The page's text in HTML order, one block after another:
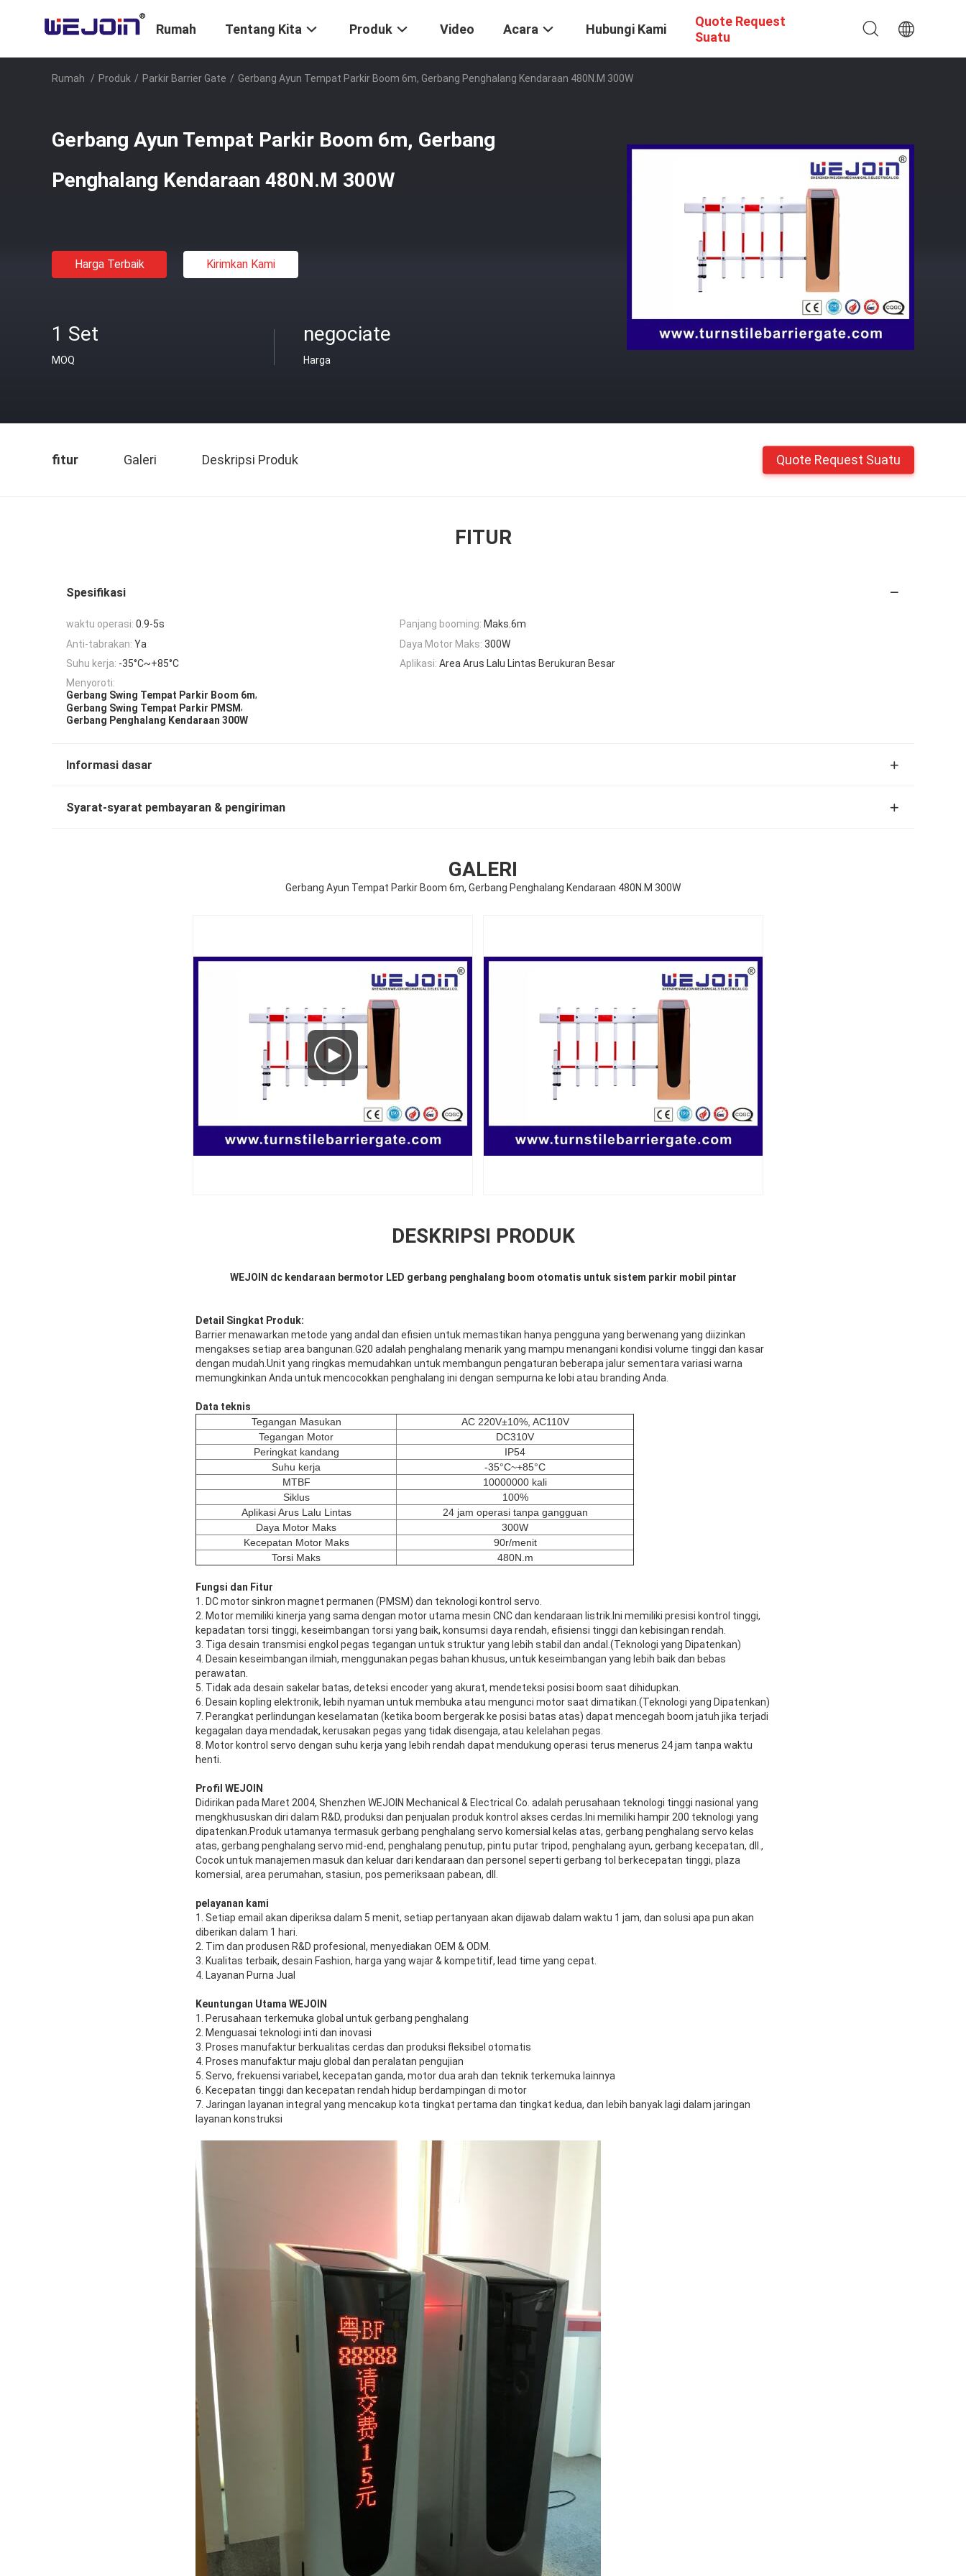
Rumah Tentang Kita Produk Video Acara Hubungi Kami
Quote Request
Suatu
Rumah / Produk / Parkir Barrier Gate / Gerbang Ayun Tempat Parkir Boom 6m, Gerbang Penghalang Kendaraan 480N.M 300W
Gerbang Ayun Tempat Parkir Boom 6m, Gerbang
Penghalang Kendaraan 480N.M 300W
Harga Terbaik Kirimkan Kami
1 Set
MOQ
negociate
Harga
fitur Galeri Deskripsi Produk Quote Request Suatu
FITUR
Spesifikasi
waktu operasi: 0.9-5s Panjang booming: Maks.6m
Anti-tabrakan: Ya Daya Motor Maks: 300W
Suhu kerja: -35°C~+85°C Aplikasi: Area Arus Lalu Lintas Berukuran Besar
Menyoroti:
Gerbang Swing Tempat Parkir Boom 6m,
Gerbang Swing Tempat Parkir PMSM,
Gerbang Penghalang Kendaraan 300W
Informasi dasar
Syarat-syarat pembayaran & pengiriman
GALERI
Gerbang Ayun Tempat Parkir Boom 6m, Gerbang Penghalang Kendaraan 480N.M 300W
DESKRIPSI PRODUK
WEJOIN dc kendaraan bermotor LED gerbang penghalang boom otomatis untuk sistem parkir mobil pintar
Detail Singkat Produk:
Barrier menawarkan metode yang andal dan efisien untuk memastikan hanya pengguna yang berwenang yang diizinkan
mengakses setiap area bangunan.G20 adalah penghalang menarik yang mampu menangani kondisi volume tinggi dan kasar
dengan mudah.Unit yang ringkas memudahkan untuk membangun pengaturan beberapa jalur sementara variasi warna
memungkinkan Anda untuk mencocokkan penghalang ini dengan sempurna ke lobi atau branding Anda.
Data teknis
Tegangan Masukan
AC 220V±10%, AC110V
Tegangan Motor
DC310V
Peringkat kandang
IP54
Suhu kerja
-35°C~+85°C
MTBF
10000000 kali
Siklus
100%
Aplikasi Arus Lalu Lintas
24 jam operasi tanpa gangguan
Daya Motor Maks
300W
Kecepatan Motor Maks
90r/menit
Torsi Maks
480N.m
Fungsi dan Fitur
1. DC motor sinkron magnet permanen (PMSM) dan teknologi kontrol servo.
2. Motor memiliki kinerja yang sama dengan motor utama mesin CNC dan kendaraan listrik.Ini memiliki presisi kontrol tinggi,
kepadatan torsi tinggi, keseimbangan torsi yang baik, konsumsi daya rendah, efisiensi tinggi dan kebisingan rendah.
3. Tiga desain transmisi engkol pegas tegangan untuk struktur yang lebih stabil dan andal.(Teknologi yang Dipatenkan)
4. Desain keseimbangan ilmiah, menggunakan pegas bahan khusus, untuk keseimbangan yang lebih baik dan bebas
perawatan.
5. Tidak ada desain sakelar batas, deteksi encoder yang akurat, mendeteksi posisi boom saat dihidupkan.
6. Desain kopling elektronik, lebih nyaman untuk membuka atau mengunci motor saat dimatikan.(Teknologi yang Dipatenkan)
7. Perangkat perlindungan keselamatan (ketika boom bergerak ke posisi batas atas) dapat mencegah boom jatuh jika terjadi
kegagalan daya mendadak, kerusakan pegas yang tidak disengaja, atau kelelahan pegas.
8. Motor kontrol servo dengan suhu kerja yang lebih rendah dapat mendukung operasi terus menerus 24 jam tanpa waktu
henti.
Profil WEJOIN
Didirikan pada Maret 2004, Shenzhen WEJOIN Mechanical & Electrical Co. adalah perusahaan teknologi tinggi nasional yang
mengkhususkan diri dalam R&D, produksi dan penjualan produk kontrol akses cerdas.Ini memiliki hampir 200 teknologi yang
dipatenkan.Produk utamanya termasuk gerbang penghalang servo komersial kelas atas, gerbang penghalang servo kelas
atas, gerbang penghalang servo mid-end, penghalang penutup, pintu putar tripod, penghalang ayun, gerbang kecepatan, dll.,
Cocok untuk manajemen masuk dan keluar dari kendaraan dan personel seperti gerbang tol berkecepatan tinggi, plaza
komersial, area perumahan, stasiun, pos pemeriksaan pabean, dll.
pelayanan kami
1. Setiap email akan diperiksa dalam 5 menit, setiap pertanyaan akan dijawab dalam waktu 1 jam, dan solusi apa pun akan
diberikan dalam 1 hari.
2. Tim dan produsen R&D profesional, menyediakan OEM & ODM.
3. Kualitas terbaik, desain Fashion, harga yang wajar & kompetitif, lead time yang cepat.
4. Layanan Purna Jual
Keuntungan Utama WEJOIN
1. Perusahaan terkemuka global untuk gerbang penghalang
2. Menguasai teknologi inti dan inovasi
3. Proses manufaktur berkualitas cerdas dan produksi fleksibel otomatis
4. Proses manufaktur maju global dan peralatan pengujian
5. Servo, frekuensi variabel, kecepatan ganda, motor dua arah dan teknik terkemuka lainnya
6. Kecepatan tinggi dan kecepatan rendah hidup berdampingan di motor
7. Jaringan layanan integral yang mencakup kota tingkat pertama dan tingkat kedua, dan lebih banyak lagi dalam jaringan
layanan konstruksi